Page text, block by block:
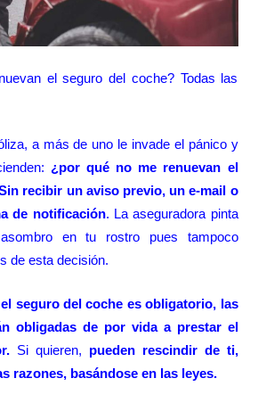
el seguro del coche? Todas las
a más de uno le invade el pánico y
¿por qué no me renuevan el
recibir un aviso previo, un e-mail o
de notificación. La aseguradora pinta
en tu rostro pues tampoco
de esta decisión.
seguro del coche es obligatorio, las
obligadas de por vida a prestar el
Si quieren, pueden rescindir de ti,
razones, basándose en las leyes.